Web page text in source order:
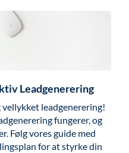
Leadgenerering
leadgenerering!
fungerer, og
Følg vores guide med
for at styrke din